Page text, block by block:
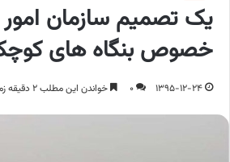
یک تصمیم سازمان امور
خصوص بنگاه های
1395-12-24
0 خواندن این مطلب 2 دقیقه زمان میبرد